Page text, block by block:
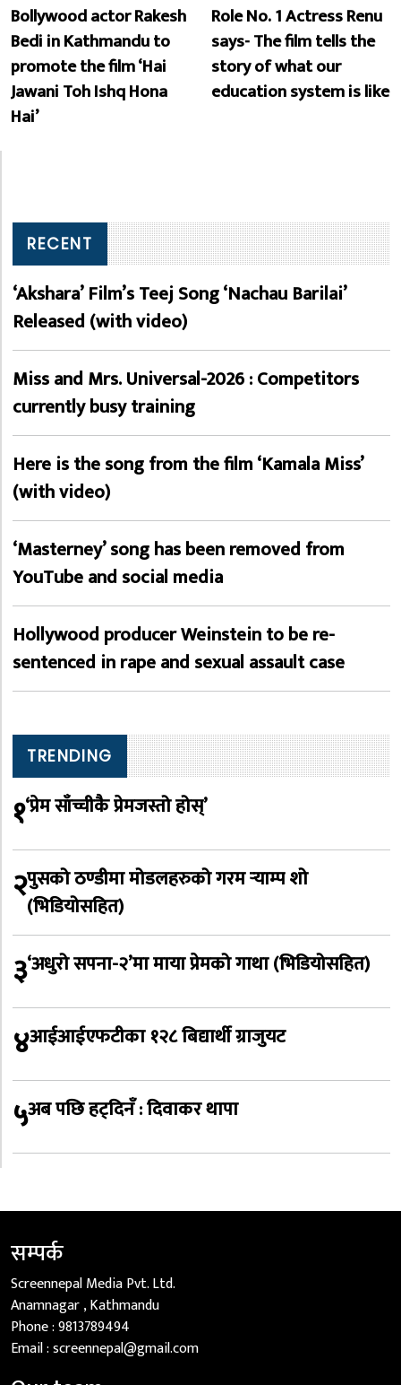
Bollywood actor Rakesh
Bedi in Kathmandu to
promote the film ‘Hai
Jawani Toh Ishq Hona
Hai’
Role No. 1 Actress Renu
says- The film tells the
story of what our
education system is like
RECENT
‘Akshara’ Film’s Teej Song ‘Nachau Barilai’
Released (with video)
Miss and Mrs. Universal-2026 : Competitors
currently busy training
Here is the song from the film ‘Kamala Miss’
(with video)
‘Masterney’ song has been removed from
YouTube and social media
Hollywood producer Weinstein to be re-
sentenced in rape and sexual assault case
TRENDING
१‘प्रेम साँच्चीकै प्रेमजस्तो होस्’
२पुसको ठण्डीमा मोडलहरुको गरम र्‍याम्प शो
(भिडियोसहित)
३‘अधुरो सपना-२’मा माया प्रेमको गाथा (भिडियोसहित)
४आईआईएफटीका १२८ बिद्यार्थी ग्राजुयट
५अब पछि हट्दिनँ : दिवाकर थापा
सम्पर्क
Screennepal Media Pvt. Ltd.
Anamnagar , Kathmandu
Phone :9813789494
Email :screennepal@gmail.com